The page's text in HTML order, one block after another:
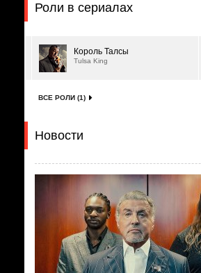
Роли в сериалах
Король Талсы
Tulsa King
ВСЕ РОЛИ (1)
Новости